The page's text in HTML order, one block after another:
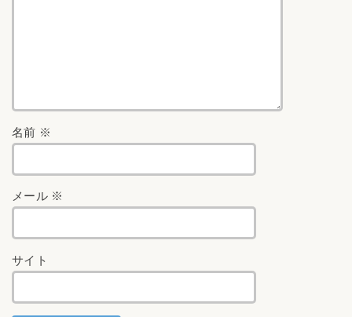
名前 ※
メール ※
サイト